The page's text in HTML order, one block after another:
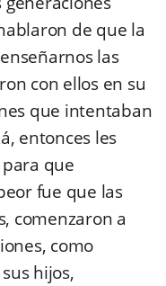
de que la
las
con ellos en su
que intentaban
entonces les
que
fue que las
comenzaron a
como
hijos,